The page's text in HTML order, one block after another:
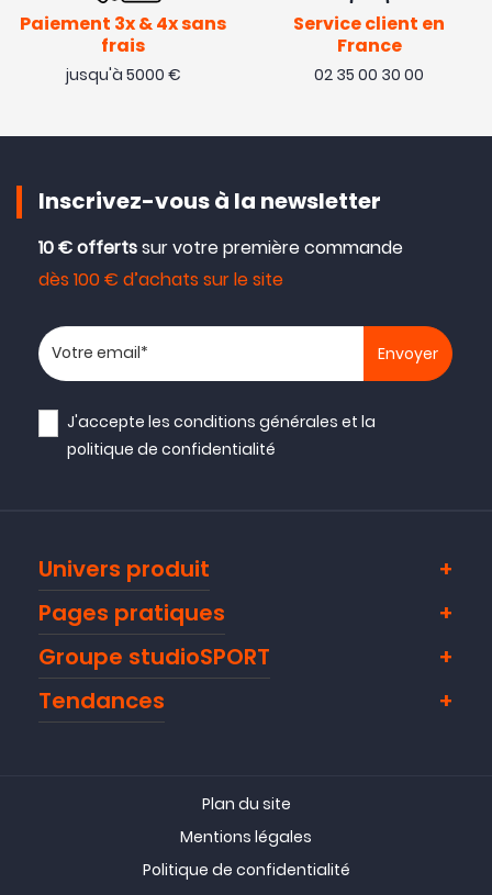
Paiement 3x & 4x sans
frais
jusqu'à 5000 €
Service client en
France
02 35 00 30 00
Inscrivez-vous à la newsletter
10 € offertssur votre première commande
dès 100 € d’achats sur le site
Votre adresse email
J'accepte lesconditions générales et la
politique de confidentialité
Univers produit
Pages pratiques
Groupe studioSPORT
Tendances
Plan du site
Mentions légales
Politique de confidentialité